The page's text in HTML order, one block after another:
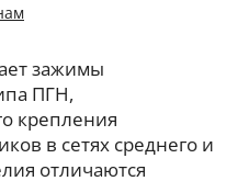
зажимы
ПГН,
крепления
в сетях среднего и
отличаются